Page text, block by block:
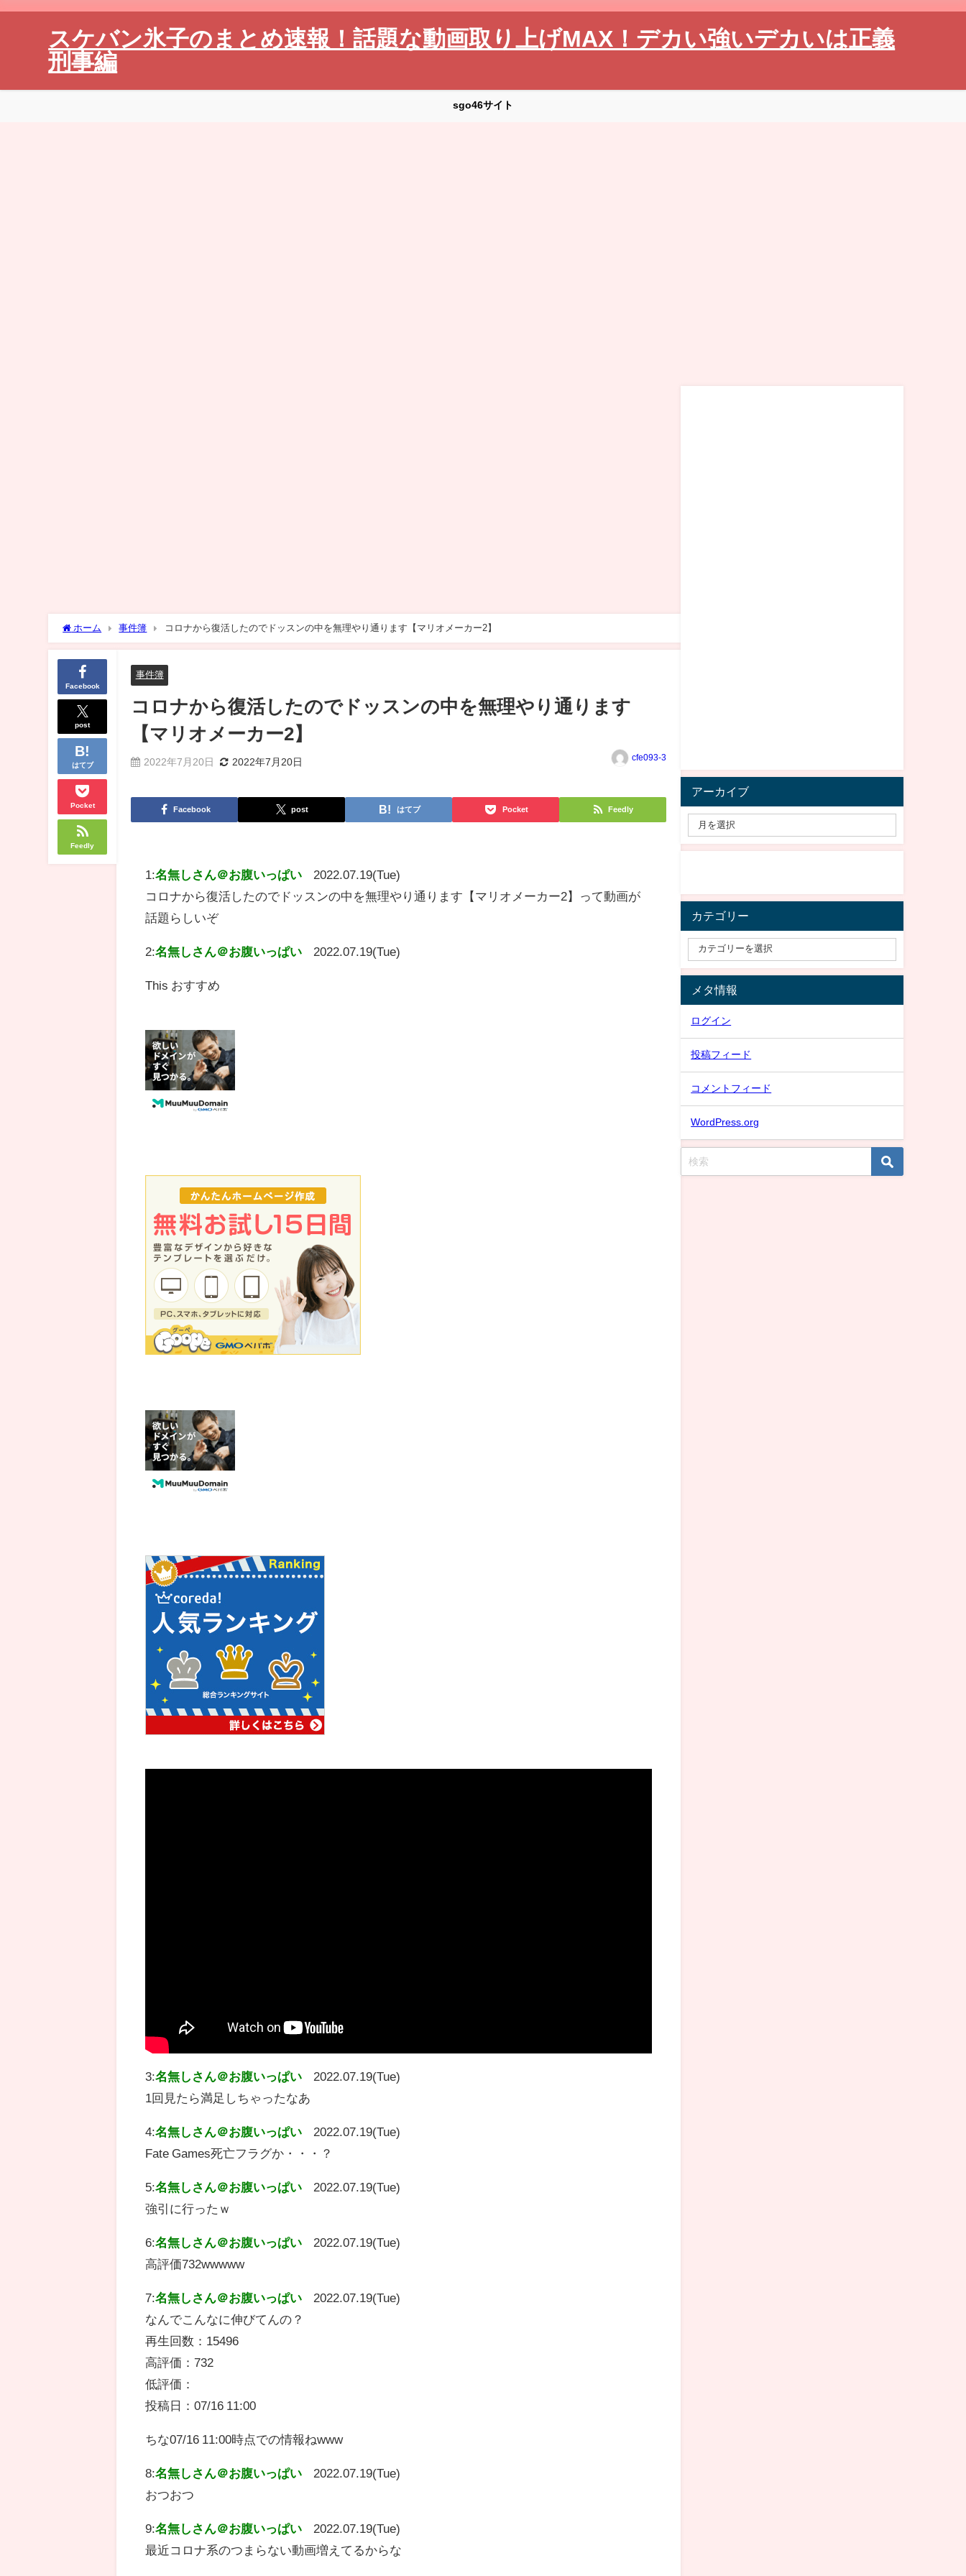
スケバン氷子のまとめ速報！話題な動画取り上げMAX！デカい強いデカいは正義
刑事編
sgo46サイト
ホーム 事件簿 コロナから復活したのでドッスンの中を無理やり通ります【マリオメーカー2】
Facebook
post
はてブ
Pocket
Feedly
事件簿
コロナから復活したのでドッスンの中を無理やり通ります
【マリオメーカー2】
2022年7月20日 2022年7月20日 cfe093-3
Facebook post はてブ Pocket Feedly
1:名無しさん＠お腹いっぱい
2022.07.19(Tue)
コロナから復活したのでドッスンの中を無理やり通ります【マリオメーカー2】って動画が
話題らしいぞ
2:名無しさん＠お腹いっぱい 2022.07.19(Tue)
This おすすめ
3:名無しさん＠お腹いっぱい
2022.07.19(Tue)
1回見たら満足しちゃったなあ
4:名無しさん＠お腹いっぱい
2022.07.19(Tue)
Fate Games死亡フラグか・・・？
5:名無しさん＠お腹いっぱい
2022.07.19(Tue)
強引に行ったｗ
6:名無しさん＠お腹いっぱい
2022.07.19(Tue)
高評価732wwwww
7:名無しさん＠お腹いっぱい
2022.07.19(Tue)
なんでこんなに伸びてんの？
再生回数：15496
高評価：732
低評価：
投稿日：07/16 11:00
ちな07/16 11:00時点での情報ねwww
8:名無しさん＠お腹いっぱい
2022.07.19(Tue)
おつおつ
9:名無しさん＠お腹いっぱい
2022.07.19(Tue)
最近コロナ系のつまらない動画増えてるからな
アーカイブ
カテゴリー
メタ情報
ログイン
投稿フィード
コメントフィード
WordPress.org